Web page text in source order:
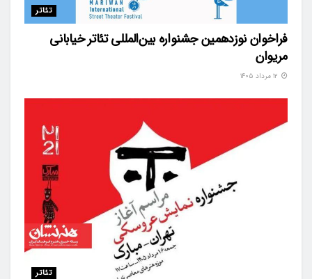
تئاتر
فراخوان نوزدهمین جشنواره بین‌المللی تئاتر خیابانی
مریوان
تئاتر